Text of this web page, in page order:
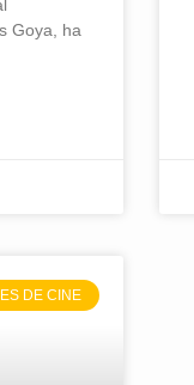
Goya, ha
DE CINE